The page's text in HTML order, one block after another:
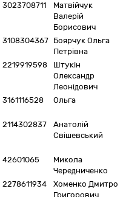
3023708711
Матвійчук
Валерій
Борисович
3108304367 Боярчук Ольга
Петрівна
2219919598
Штукін
Олександр
Леонідович
3161116528 Ольга
2114302837
Анатолій
Свішевський
42601065
Микола
Чередниченко
2278611934
Хоменко Дмитро
Григорович